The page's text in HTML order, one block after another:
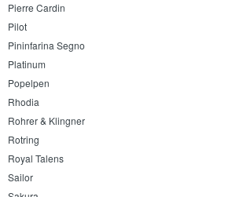
Pierre Cardin
Pilot
Pininfarina Segno
Platinum
Popelpen
Rhodia
Rohrer & Klingner
Rotring
Royal Talens
Sailor